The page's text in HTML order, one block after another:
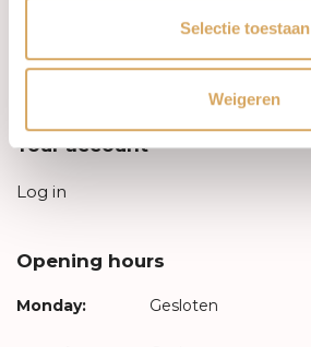
Selectie toestaan
Weigeren
Leveringsvoorwaarden
Privacy Policy
Your account
Log in
Opening hours
Monday: Gesloten